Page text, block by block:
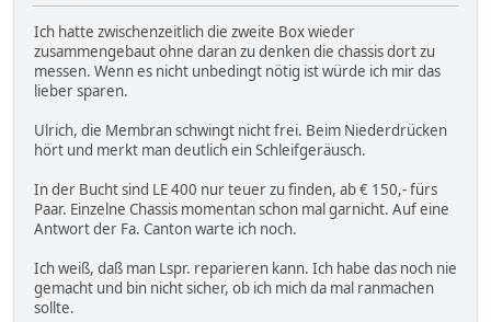
Ich hatte zwischenzeitlich die zweite Box wieder
zusammengebaut ohne daran zu denken die chassis dort zu
messen. Wenn es nicht unbedingt nötig ist würde ich mir das
lieber sparen.
Ulrich, die Membran schwingt nicht frei. Beim Niederdrücken
hört und merkt man deutlich ein Schleifgeräusch.
In der Bucht sind LE 400 nur teuer zu finden, ab € 150,- fürs
Paar. Einzelne Chassis momentan schon mal garnicht. Auf eine
Antwort der Fa. Canton warte ich noch.
Ich weiß, daß man Lspr. reparieren kann. Ich habe das noch nie
gemacht und bin nicht sicher, ob ich mich da mal ranmachen
sollte.